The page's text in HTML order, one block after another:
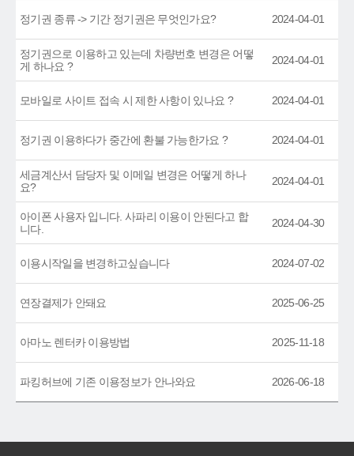
정기권 종류 -> 기간 정기권은 무엇인가요? 2024-04-01
정기권으로 이용하고 있는데 차량번호 변경은 어떻
게 하나요 ?
2024-04-01
모바일로 사이트 접속 시 제한 사항이 있나요 ? 2024-04-01
정기권 이용하다가 중간에 환불 가능한가요 ? 2024-04-01
세금계산서 담당자 및 이메일 변경은 어떻게 하나
요?
2024-04-01
아이폰 사용자 입니다. 사파리 이용이 안된다고 합
니다.
2024-04-30
이용시작일을 변경하고싶습니다 2024-07-02
연장결제가 안돼요 2025-06-25
아마노 렌터카 이용방법 2025-11-18
파킹허브에 기존 이용정보가 안나와요 2026-06-18